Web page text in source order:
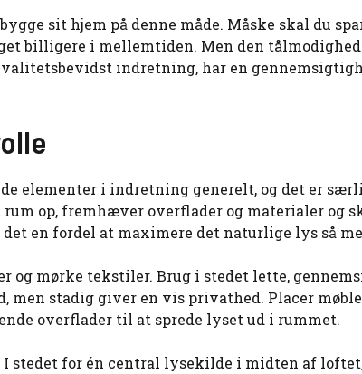
sit hjem på denne måde. Måske skal du
billigere i mellemtiden. Men den
indretning, har en
elementer i indretning generelt, og det er
op, fremhæver overflader og materialer og
en fordel at maximere det naturlige lys så
og mørke tekstiler. Brug i stedet lette,
men stadig giver en vis privathed. Placer
overflader til at sprede lyset ud i rummet.
stedet for én central lysekilde i midten af